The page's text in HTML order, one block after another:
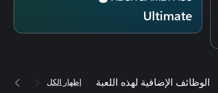
Ultimate
الوظائف الإضافية لهذه اللعبة إظهار الكل